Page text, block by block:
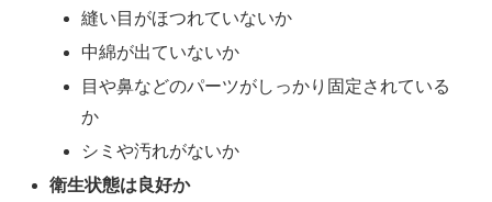
縫い目がほつれていないか
中綿が出ていないか
目や鼻などのパーツがしっかり固定されている
か
シミや汚れがないか
衛生状態は良好か